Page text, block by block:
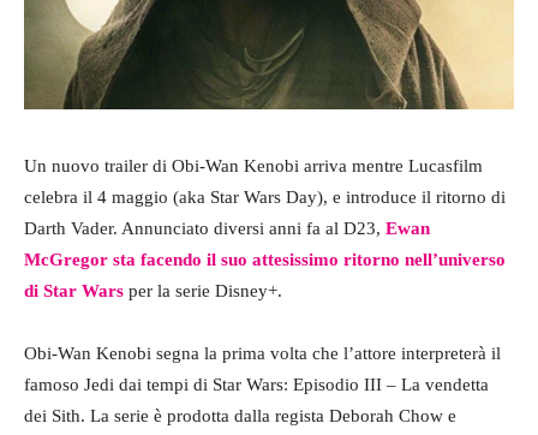
Un nuovo trailer di Obi-Wan Kenobi arriva mentre Lucasfilm
celebra il 4 maggio (aka Star Wars Day), e introduce il ritorno di
Darth Vader. Annunciato diversi anni fa al D23, Ewan
McGregor sta facendo il suo attesissimo ritorno nell’universo
di Star Wars per la serie Disney+.
Obi-Wan Kenobi segna la prima volta che l’attore interpreterà il
famoso Jedi dai tempi di Star Wars: Episodio III – La vendetta
dei Sith. La serie è prodotta dalla regista Deborah Chow e